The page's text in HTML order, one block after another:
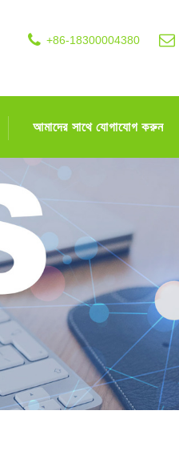
+86-18300004380
আমাদের সাথে যোগাযোগ করুন